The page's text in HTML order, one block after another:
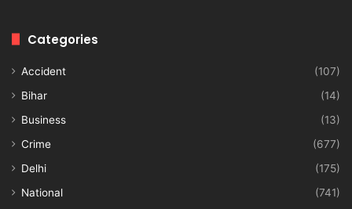
Categories
Accident
(107)
Bihar
(14)
Business
(13)
Crime
(677)
Delhi
(175)
National
(741)